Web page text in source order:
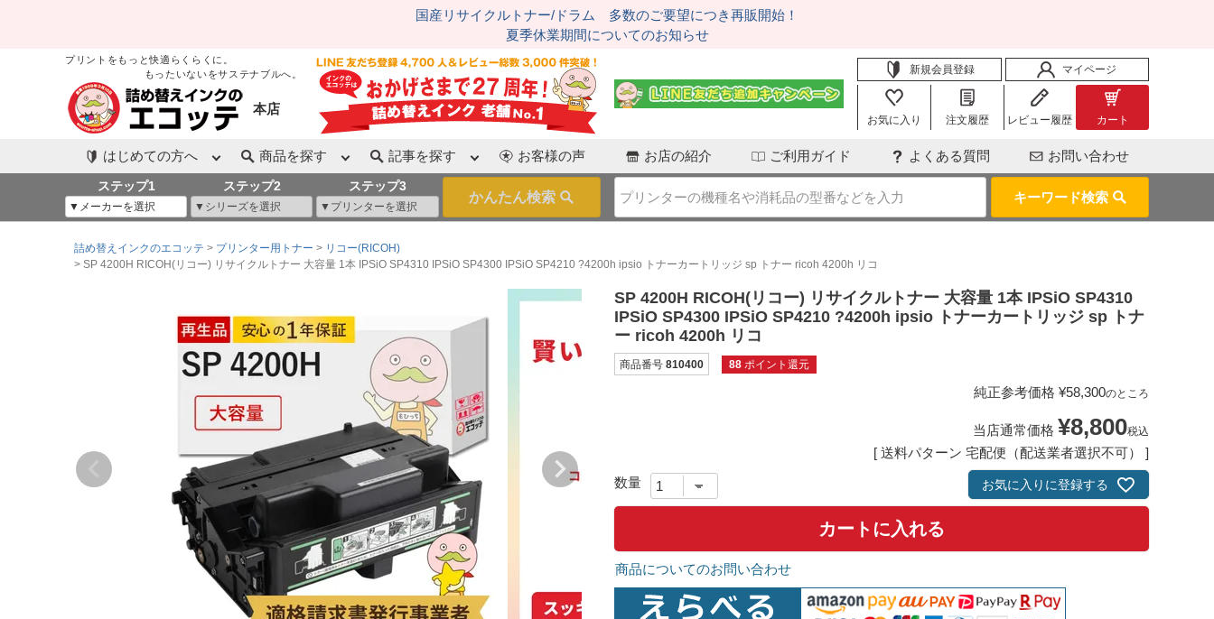
国産リサイクルトナー/ドラム 多数のご要望につき再販開始！
夏季休業期間についてのお知らせ
プリントをもっと快適らくらくに。
もったいないをサステナブルへ。
本店
新規会員登録 マイページ
お気に入り 注文履歴 レビュー履歴 カート
はじめての方へ 商品を探す 記事を探す お客様の声 お店の紹介 ご利用ガイド よくある質問 お問い合わせ
ステップ1 ステップ2 ステップ3
キーワード検索
詰め替えインクのエコッテ プリンター用トナー
リコー(RICOH)
SP 4200H RICOH(リコー) リサイクルトナー 大容量 1本 IPSiO SP4310 IPSiO SP4300 IPSiO SP4210 ?4200h ipsio トナーカートリッジ sp トナー ricoh 4200h リコ
SP 4200H RICOH(リコー) リサイクルトナー 大容量 1本 IPSiO SP4310
IPSiO SP4300 IPSiO SP4210 ?4200h ipsio トナーカートリッジ sp トナ
ー ricoh 4200h リコ
商品番号 810400 88 ポイント還元
純正参考価格 ¥58,300のところ
当店通常価格 ¥8,800税込
送料パターン 宅配便（配送業者選択不可）
お気に入りに登録する
カートに入れる
商品についてのお問い合わせ